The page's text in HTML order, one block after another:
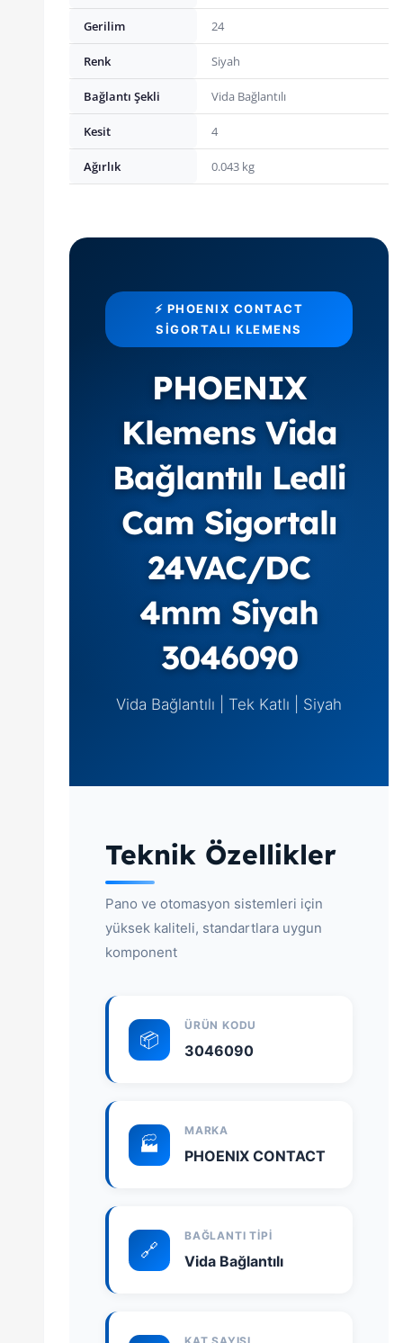
Gerilim 24
Renk Siyah
Bağlantı Şekli Vida Bağlantılı
Kesit 4
Ağırlık 0.043 kg
⚡ PHOENIX CONTACT
SIGORTALI KLEMENS
PHOENIX
Klemens Vida
Bağlantılı Ledli
Cam Sigortalı
24VAC/DC
4mm Siyah
3046090
Vida Bağlantılı | Tek Katlı | Siyah
Teknik Özellikler
Pano ve otomasyon sistemleri için
yüksek kaliteli, standartlara uygun
komponent
📦
ÜRÜN KODU
3046090
🏭
MARKA
PHOENIX CONTACT
🔗
BAĞLANTI TIPI
Vida Bağlantılı